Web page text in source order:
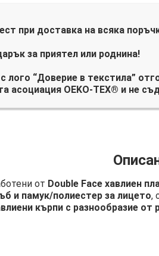
при доставка на всяка
за приятел или роднина!
лого “Доверие в текстила”
асоциация OEKO-TEX® и не
от Double Face хавлиен
и памук/полиестер за лицето,
кърпи с разнообразие от